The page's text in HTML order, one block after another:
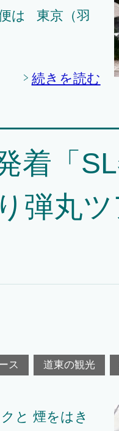
は 東京（羽
続きを読む
着「
弾丸
ス 道東の観光
と 煙をはき